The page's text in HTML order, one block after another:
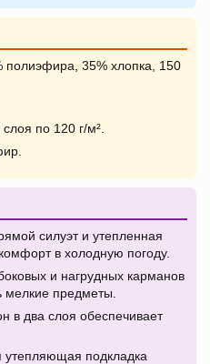
35% хлопка, 150
по 120 г/м².
силуэт и утепленная
в холодную погоду.
и нагрудных карманов
мелкие предметы.
в два слоя обеспечивает
утепляющая подкладка